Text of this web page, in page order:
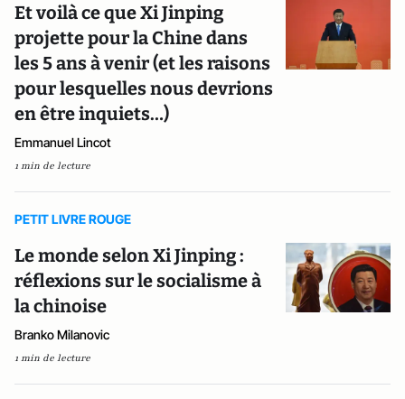
Et voilà ce que Xi Jinping
projette pour la Chine dans
les 5 ans à venir (et les raisons
pour lesquelles nous devrions
en être inquiets…)
Emmanuel Lincot
1 min de lecture
PETIT LIVRE ROUGE
Le monde selon Xi Jinping :
réflexions sur le socialisme à
la chinoise
Branko Milanovic
1 min de lecture